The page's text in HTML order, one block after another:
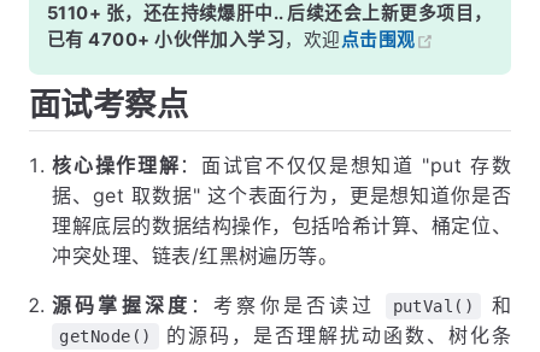
5110+ 张，还在持续爆肝中.. 后续还会上新更多项目，
已有 4700+ 小伙伴加入学习，欢迎点击围观
面试考察点
核心操作理解 ：面试官不仅仅是想知道 "put 存数
据、get 取数据" 这个表面行为，更是想知道你是否
理解底层的数据结构操作，包括哈希计算、桶定位、
冲突处理、链表/红黑树遍历等。
源码掌握深度 ：考察你是否读过 putVal() 和
getNode()
的源码，是否理解扰动函数、树化条